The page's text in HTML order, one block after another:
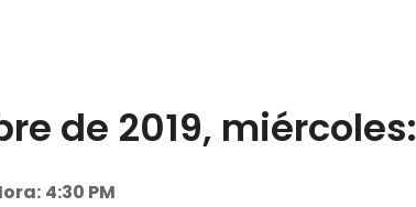
de 2019, miércoles:
4:30 PM